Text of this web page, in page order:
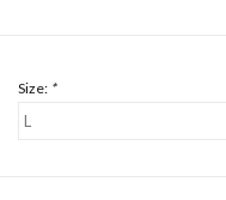
Size: *